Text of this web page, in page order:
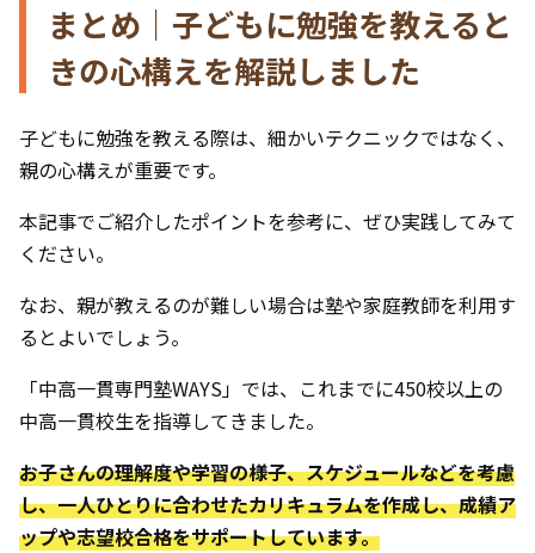
まとめ｜子どもに勉強を教えると
きの心構えを解説しました
子どもに勉強を教える際は、細かいテクニックではなく、
親の心構えが重要です。
本記事でご紹介したポイントを参考に、ぜひ実践してみて
ください。
なお、親が教えるのが難しい場合は塾や家庭教師を利用す
るとよいでしょう。
「中高一貫専門塾WAYS」では、これまでに450校以上の
中高一貫校生を指導してきました。
お子さんの理解度や学習の様子、スケジュールなどを考慮
し、一人ひとりに合わせたカリキュラムを作成し、成績ア
ップや志望校合格をサポートしています。